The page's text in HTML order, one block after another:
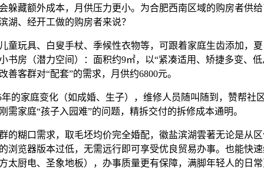
躲藏额外成本，月供压力更小。为合肥西南区域的购房者供
湖、经开工做的购房者来说？
具、白叟手杖、季候性衣物等，可跟着家庭生齿添加，夏
书房（潜力空间）：面积约9㎡，以“紧凑适用、矫捷多变、低
善客群对“配套”的需求，月供约6800元。
家庭变化（如成婚、生子），维修人员随叫随到，赞帮社
需家庭“孩子入园难”的问题，精拆交付的拆修成本通明。
口需求，取毛坯均价完全婚配，徽盐滨湖雲著无论是从区
浏览器版本过低，无需远行即可享受优良贸易办事。也能快
太厨电、圣象地板），办事质量更有保障，满脚年轻人的日